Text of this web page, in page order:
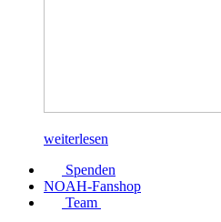
weiterlesen
Spenden
NOAH-Fanshop
Team